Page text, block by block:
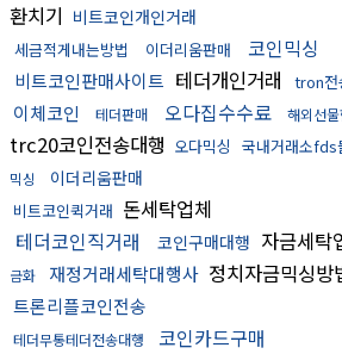
환치기 비트코인개인거래
세금적게내는방법 이더리움판매 코인믹싱
비트코인판매사이트 테더개인거래 tron전
이체코인 테더판매 오다집수수료 해외선
trc20코인전송대행 오다믹싱 국내거래소fds
믹싱
이더리움판매
비트코인퀵거래 돈세탁업체
테더코인직거래
코인구매대행 자금세탁
금화
재정거래세탁대행사 정치자금믹싱방
트론리플코인전송
테더무통테더전송대행 코인카드구매